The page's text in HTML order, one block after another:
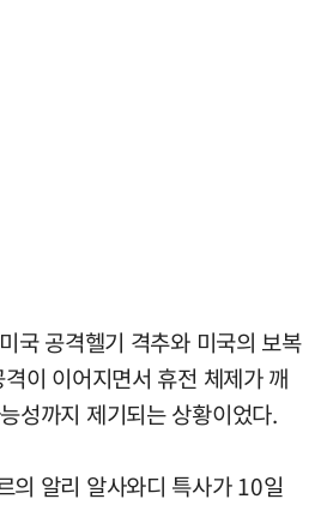
국 공격헬기 격추와 미국의 보복
이 이어지면서 휴전 체제가 깨
성까지 제기되는 상황이었다.
의 알리 알사와디 특사가 10일